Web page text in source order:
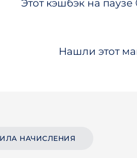
Этот кэшбэк на
Нашли этот
НАЧИСЛЕНИЯ